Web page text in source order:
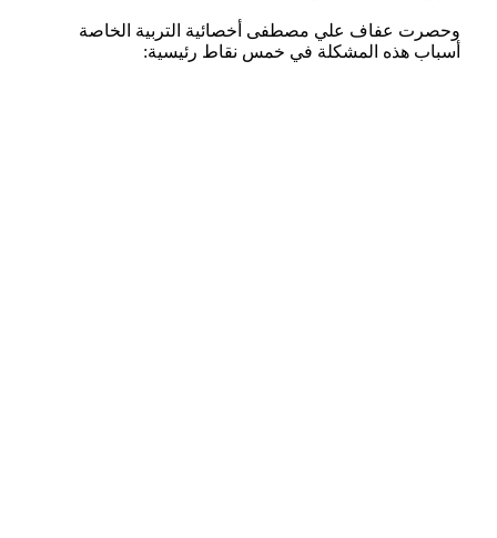
وحصرت عفاف علي مصطفى أخصائية التربية الخاصة
أسباب هذه المشكلة في خمس نقاط رئيسية: